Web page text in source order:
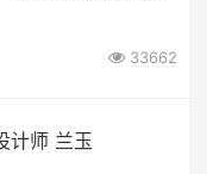
33662
最具影响力服装设计师 兰玉